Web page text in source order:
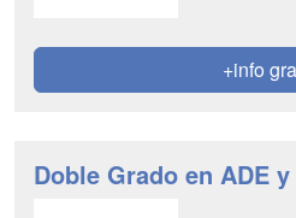
+info
Doble Grado en ADE